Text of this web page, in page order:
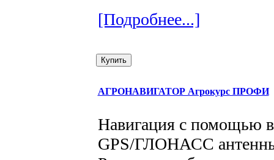
[Подробнее...]
АГРОНАВИГАТОР Агрокурс ПРОФИ
Навигация с помощью
GPS/ГЛОНАСС